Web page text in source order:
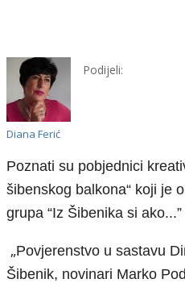
Diana Ferić
Podijeli:
Poznati su pobjednici
šibenskog balkona“ koji je
grupa “Iz Šibenika si ako...”
„Povjerenstvo u sastavu
Šibenik, novinari Marko